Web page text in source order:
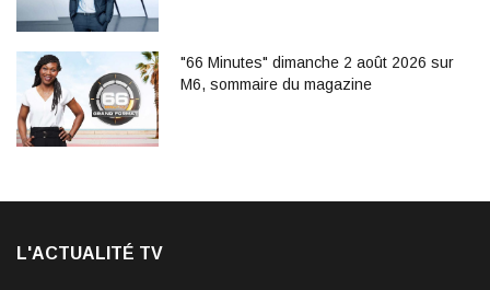
"66 Minutes" dimanche 2 août 2026 sur
M6, sommaire du magazine
L'ACTUALITÉ TV